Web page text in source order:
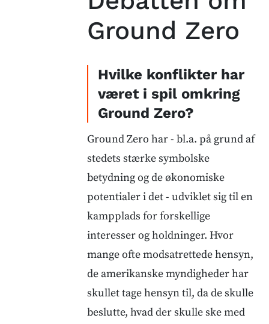
Ground Zero
Hvilke konflikter har
været i spil omkring
Ground Zero?
Ground Zero har - bl.a. på grund af
stedets stærke symbolske
betydning og de økonomiske
potentialer i det - udviklet sig til en
kampplads for forskellige
interesser og holdninger. Hvor
mange ofte modsatrettede hensyn,
de amerikanske myndigheder har
skullet tage hensyn til, da de skulle
beslutte, hvad der skulle ske med